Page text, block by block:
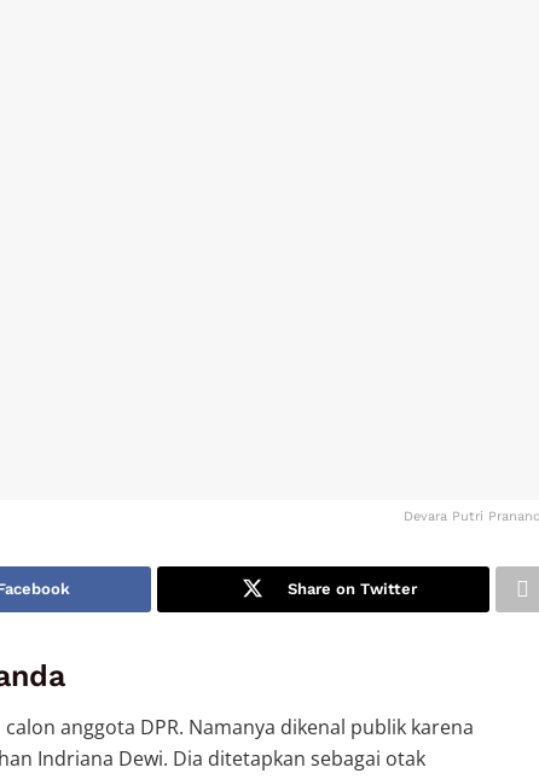
Devara Putri
Share on Twitter
anggota DPR. Namanya dikenal publik karena
Indriana Dewi. Dia ditetapkan sebagai otak